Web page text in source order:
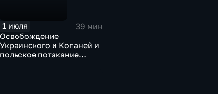
1 июля
39 мин
Освобождение
Украинского и Копаней и
польское потакание